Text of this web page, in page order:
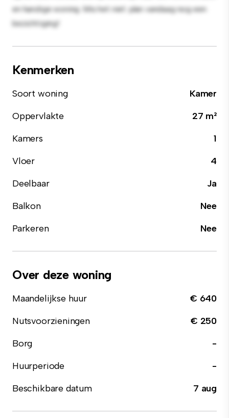
en handige woning. Mis het niet: plan vandaag nog een
bezichtiging!
Kenmerken
Soort woning
Kamer
Oppervlakte
27 m²
Kamers
1
Vloer
4
Deelbaar
Ja
Balkon
Nee
Parkeren
Nee
Over deze woning
Maandelijkse huur
€ 640
Nutsvoorzieningen
€ 250
Borg
-
Huurperiode
-
Beschikbare datum
7 aug